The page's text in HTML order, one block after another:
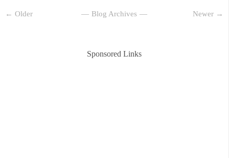
← Older Blog Archives Newer →
Sponsored Links